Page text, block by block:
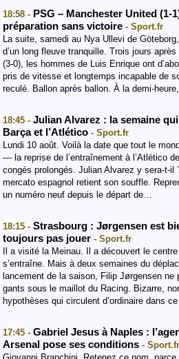
18:58 - PSG – Manchester United (1-
préparation sans victoire - Sport.fr
La suite, samedi au Nya Ullevi de
d’un long fleuve tranquille. Trois jours
(3-0), les hommes de Luis Enrique ont
pris de vitesse et longtemps incapable de
reculé. Ballon après ballon. À la demi-
18:45 - Julian Alvarez : la semaine
Barça et l’Atlético - Sport.fr
Lundi 10 août. Voilà la date que tout le
— la reprise de l’entraînement à l’Atlético
congés prolongés. Julian Alvarez y sera-t-il
mercato espagnol retient son souffle.
un numéro neuf depuis le départ de…
18:15 - Strasbourg : Jørgensen est
toujours pas jouer - Sport.fr
Il a visité la Meinau. Il a découvert le centre
s’entraîne. Mais à deux semaines du
lancement de la saison, Filip Jørgensen ne
gants sous le maillot du Racing. Bizarre,
hypothèses qui circulent d’ordinaire dans
17:45 - Gabriel Jesus à Naples :
Arsenal pose ses conditions - Sport.fr